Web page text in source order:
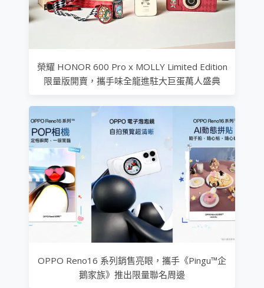
榮耀 HONOR 600 Pro x MOLLY Limited Edition
限量版開賣，攜手味全龍進駐大巨蛋萬人盛典
OPPO Reno16 系列銷售亮眼，攜手《Pingu™企
鵝家族》推出限量聯名周邊